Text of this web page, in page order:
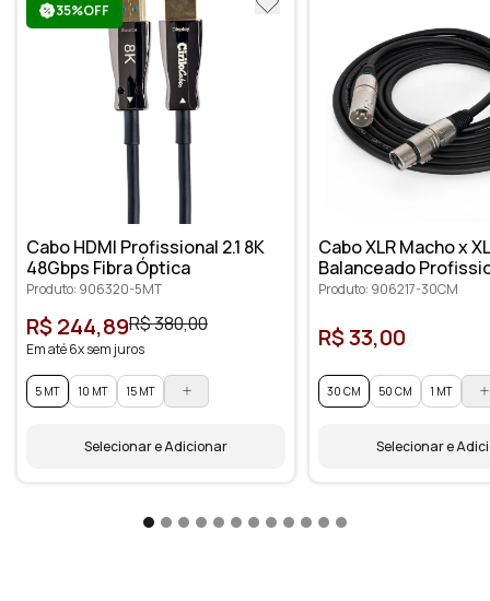
35%OFF
Cabo HDMI Profissional 2.1 8K
48Gbps Fibra Óptica
Produto: 906320-5MT
R$ 244,89R$ 380,00
Em até 6x sem juros
5 MT 10 MT 15 MT
Selecionar e Adicionar
Cabo XLR Macho x
Balanceado
Produto: 906217-30CM
R$ 33,00
30 CM 50 CM 1 MT
Selecionar e